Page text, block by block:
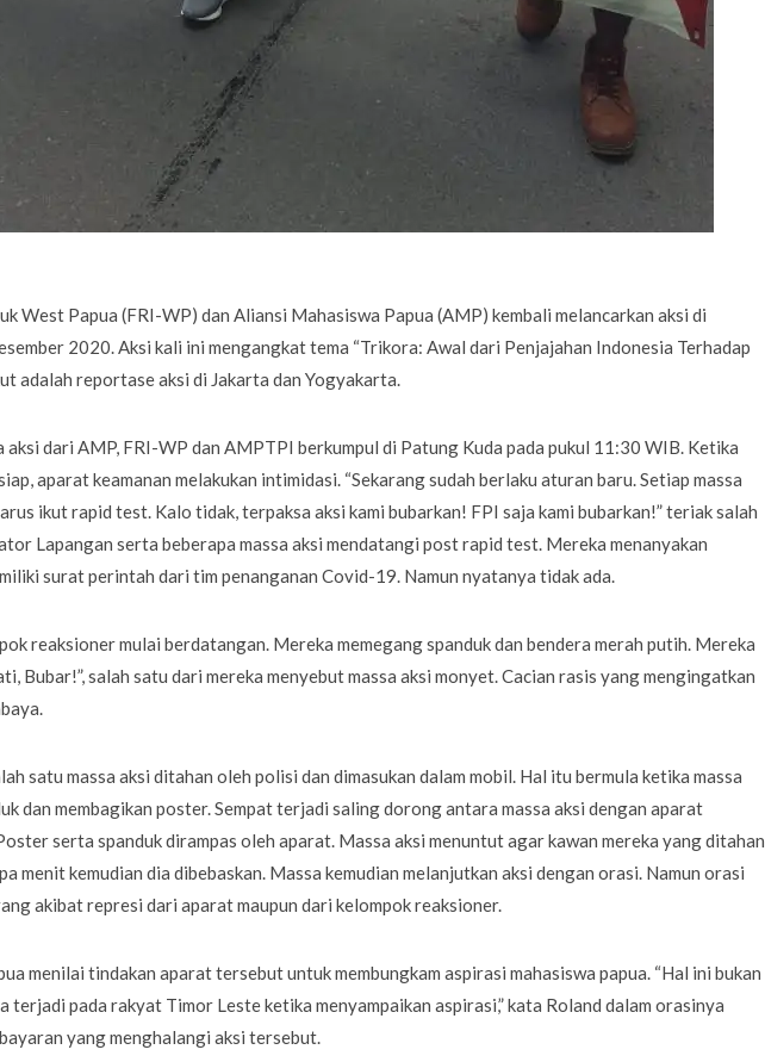
West Papua (FRI-WP) dan Aliansi Mahasiswa Papua (AMP) kembali melancarkan aksi di
2020. Aksi kali ini mengangkat tema “Trikora: Awal dari Penjajahan Indonesia Terhadap
adalah reportase aksi di Jakarta dan Yogyakarta.
aksi dari AMP, FRI-WP dan AMPTPI berkumpul di Patung Kuda pada pukul 11:30 WIB. Ketika
aparat keamanan melakukan intimidasi. “Sekarang sudah berlaku aturan baru. Setiap massa
ikut rapid test. Kalo tidak, terpaksa aksi kami bubarkan! FPI saja kami bubarkan!” teriak salah
Lapangan serta beberapa massa aksi mendatangi post rapid test. Mereka menanyakan
surat perintah dari tim penanganan Covid-19. Namun nyatanya tidak ada.
reaksioner mulai berdatangan. Mereka memegang spanduk dan bendera merah putih. Mereka
Bubar!”, salah satu dari mereka menyebut massa aksi monyet. Cacian rasis yang mengingatkan
satu massa aksi ditahan oleh polisi dan dimasukan dalam mobil. Hal itu bermula ketika massa
dan membagikan poster. Sempat terjadi saling dorong antara massa aksi dengan aparat
serta spanduk dirampas oleh aparat. Massa aksi menuntut agar kawan mereka yang ditahan
menit kemudian dia dibebaskan. Massa kemudian melanjutkan aksi dengan orasi. Namun orasi
akibat represi dari aparat maupun dari kelompok reaksioner.
menilai tindakan aparat tersebut untuk membungkam aspirasi mahasiswa papua. “Hal ini bukan
terjadi pada rakyat Timor Leste ketika menyampaikan aspirasi,” kata Roland dalam orasinya
yang menghalangi aksi tersebut.